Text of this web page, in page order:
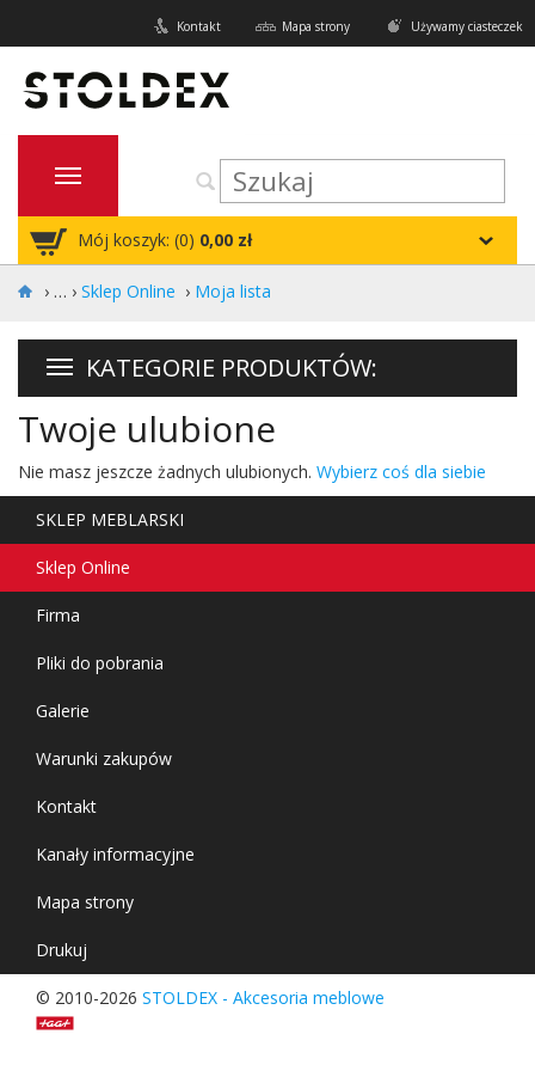
Używamy ciasteczek
Mapa strony
Kontakt
Mój koszyk: (0) 0,00 zł
› Sklep Online › Moja lista
KATEGORIE PRODUKTÓW:
Twoje ulubione
Nie masz jeszcze żadnych ulubionych. Wybierz coś dla siebie
SKLEP MEBLARSKI
Sklep Online
Firma
Pliki do pobrania
Galerie
Warunki zakupów
Kontakt
Kanały informacyjne
Mapa strony
Drukuj
© 2010-2026 STOLDEX - Akcesoria meblowe